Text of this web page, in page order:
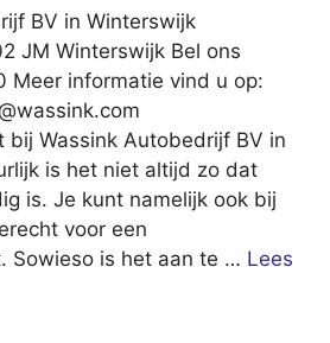
BV in Winterswijk
JM Winterswijk Bel ons
informatie vind u op:
bij Wassink Autobedrijf BV in
is het niet altijd zo dat
is. Je kunt namelijk ook bij
voor een
Sowieso is het aan te … Lees